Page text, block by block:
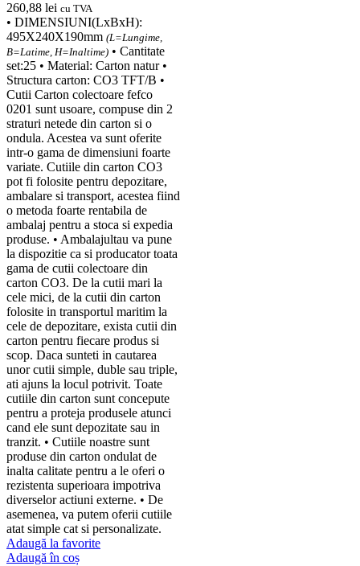
260,88 lei cu TVA
• DIMENSIUNI(LxBxH):
495X240X190mm (L=Lungime,
B=Latime, H=Inaltime) • Cantitate
set:25 • Material: Carton natur •
Structura carton: CO3 TFT/B •
Cutii Carton colectoare fefco
0201 sunt usoare, compuse din 2
straturi netede din carton si o
ondula. Acestea va sunt oferite
intr-o gama de dimensiuni foarte
variate. Cutiile din carton CO3
pot fi folosite pentru depozitare,
ambalare si transport, acestea fiind
o metoda foarte rentabila de
ambalaj pentru a stoca si expedia
produse. • Ambalajultau va pune
la dispozitie ca si producator toata
gama de cutii colectoare din
carton CO3. De la cutii mari la
cele mici, de la cutii din carton
folosite in transportul maritim la
cele de depozitare, exista cutii din
carton pentru fiecare produs si
scop. Daca sunteti in cautarea
unor cutii simple, duble sau triple,
ati ajuns la locul potrivit. Toate
cutiile din carton sunt concepute
pentru a proteja produsele atunci
cand ele sunt depozitate sau in
tranzit. • Cutiile noastre sunt
produse din carton ondulat de
inalta calitate pentru a le oferi o
rezistenta superioara impotriva
diverselor actiuni externe. • De
asemenea, va putem oferii cutiile
atat simple cat si personalizate.
Adaugă la favorite
Adaugă în coș